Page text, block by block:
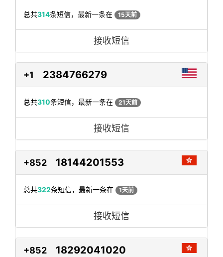
总共314条短信，最新一条在 15天前
接收短信
+1 2384766279
总共310条短信，最新一条在 21天前
接收短信
+852 18144201553
总共322条短信，最新一条在 1天前
接收短信
+852 18292041020